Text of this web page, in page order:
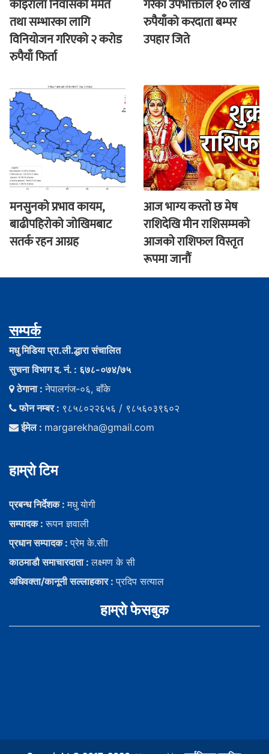
कोइराला निवासको मर्मत
तथा सम्भारका लागि
विनियोजन गरिएको २ करोड
रुपैयाँ फिर्ता
गरेका उपभोक्ताले १० लाख
रुपैयाँको करदाता बम्पर
उपहार जिते
मनसुनको प्रभाव कायम,
बाढीपहिरोको जोखिमबाट
सतर्क रहन आग्रह
आज भाग्य कस्ताे छ मेष
राशिदेखि मीन राशिसम्मको
आजको राशिफल विस्तृत
रूपमा जानौं
सम्पर्क
मधु मिडिया प्रा.ली.द्धारा संचालित
सुचना विभाग द. नं. : ६७८-०७४/७५
ठेगाना :नेपालगंज-०६, बाँके
फोन नम्बर : ९८५८०२२६५६ / ९८५६०३९६०२
ईमेल : margarekha@gmail.com
हाम्राे टिम
प्रबन्ध निर्देशक :मधु याेगी
सम्पादक :रूपन ज्ञवाली
प्रधान सम्पादक :प्रेम के.सीा
काठमाडौ समाचारदाता :लक्ष्मण के सी
अधिवक्ता/कानूनी सल्लाहकार :प्रदिप सत्याल
हाम्राे फेसबुक